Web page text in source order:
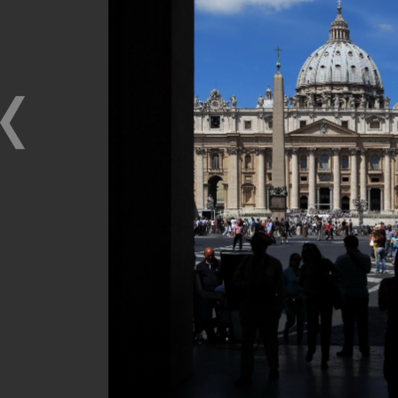
Навигация по сайту
Фотовыставка "Псков. Россия. Мир"
выставка впервые была представлена 23.6.2011 в Псковском
Государственном Музее, в расширенном виде экспонируется с
15.12.2012 в Российском Национальном Культурном Центре им. св.